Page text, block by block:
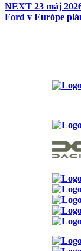
NEXT 23 máj
Ford v Európe